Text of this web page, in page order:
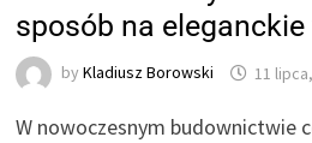
sposób na
byKladiusz Borowski 11
W nowoczesnym budownictwie